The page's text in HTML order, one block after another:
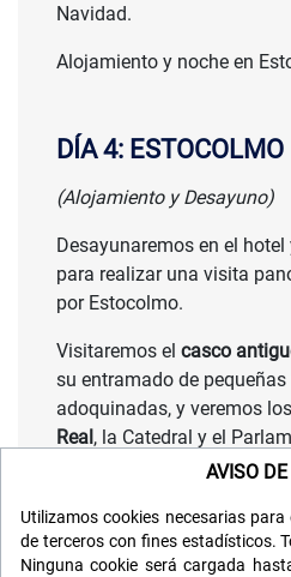
Navidad.
Alojamiento y noche en
DÍA 4: ESTOCOLMO
(Alojamiento y Desayuno)
Desayunaremos en el
para realizar una visita
por Estocolmo.
Visitaremos el casco
su entramado de
adoquinadas, y veremos
Real, la Catedral y el
Tendremos el resto del día
centro y de los mercados
aire.
AVISO
Utilizamos cookies necesarias
de terceros con fines estadísticos.
Ninguna cookie será cargada